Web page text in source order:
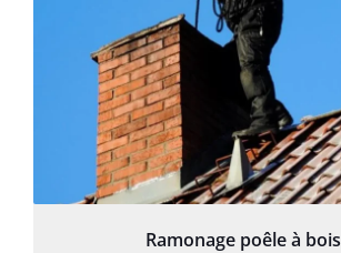
Ramonage poêle à bois